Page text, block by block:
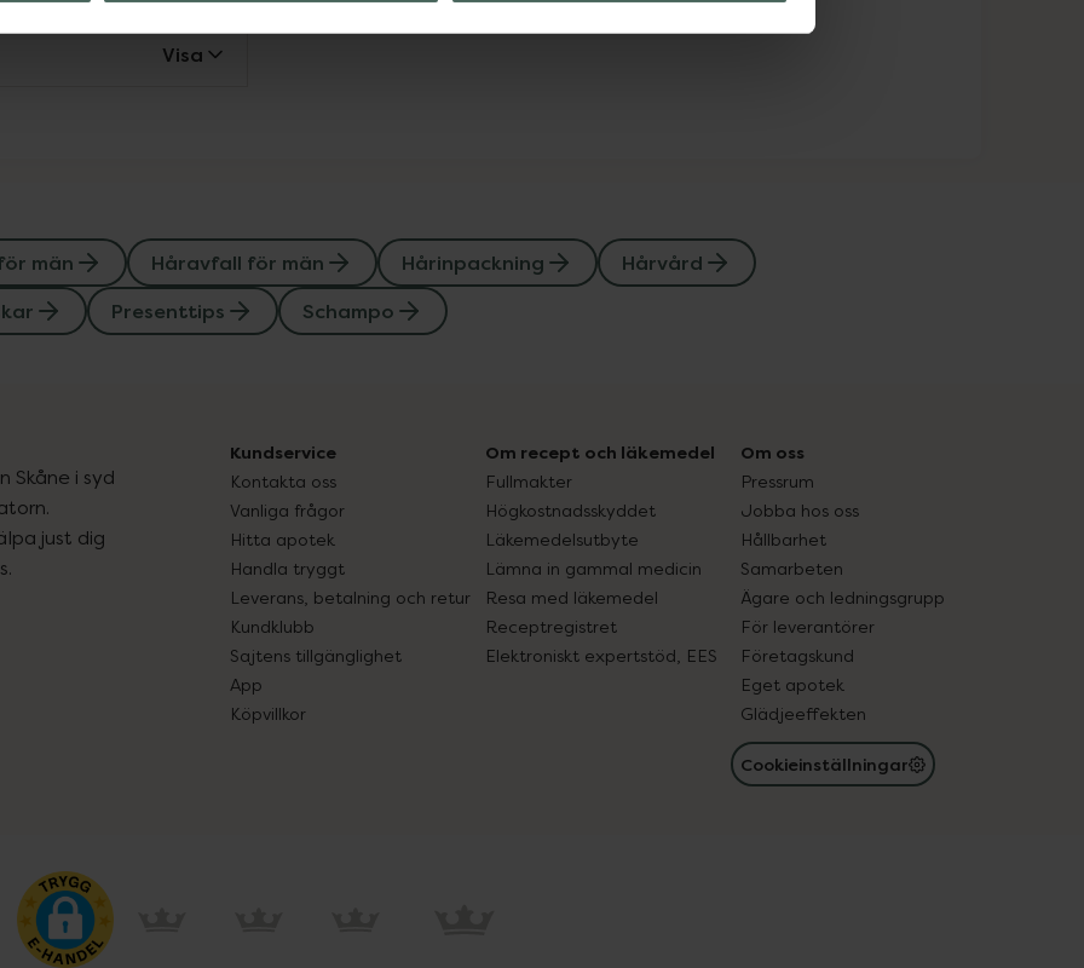
Visa
män Håravfall för män Hårinpackning
Hårvård
Presenttips Schampo
Skåne i syd
just dig
Kundservice
Kontakta oss
Vanliga frågor
Hitta apotek
Handla tryggt
Leverans, betalning och retur
Kundklubb
Sajtens tillgänglighet
App
Köpvillkor
Om recept och läkemedel
Fullmakter
Högkostnadsskyddet
Läkemedelsutbyte
Lämna in gammal medicin
Resa med läkemedel
Receptregistret
Elektroniskt expertstöd, EES
Om oss
Pressrum
Jobba hos oss
Hållbarhet
Samarbeten
Ägare och ledningsgrupp
För leverantörer
Företagskund
Eget apotek
Glädjeeffekten
Cookieinställningar